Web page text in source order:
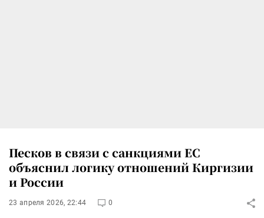
Песков в связи с санкциями ЕС
объяснил логику отношений Киргизии
и России
23 апреля 2026, 22:44 0